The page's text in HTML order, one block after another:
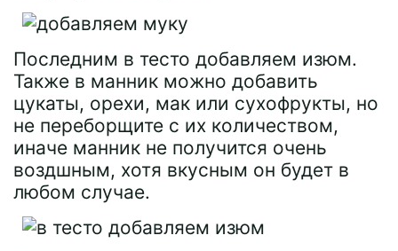
Последним в тесто добавляем изюм.
Также в манник можно добавить
цукаты, орехи, мак или сухофрукты, но
не переборщите с их количеством,
иначе манник не получится очень
воздшным, хотя вкусным он будет в
любом случае.